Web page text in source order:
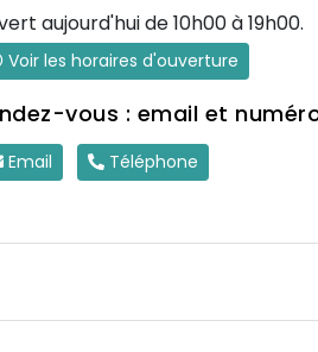
aujourd'hui de 10h00 à 19h00.
Voir les horaires d'ouverture
vous : email et
Email Téléphone